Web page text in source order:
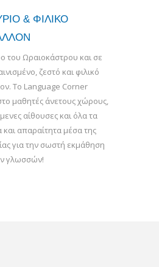
& ΦΙΛΙΚΟ
του Ωραιοκάστρου και σε
ζεστό και φιλικό
Το Language Corner
μαθητές άνετους χώρους,
αίθουσες και όλα τα
και απαραίτητα μέσα της
για την σωστή εκμάθηση
γλωσσών!